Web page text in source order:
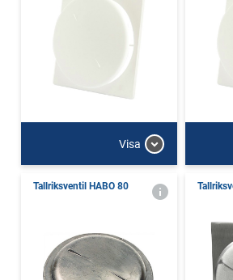
Visa
Tallriksventil HABO 80